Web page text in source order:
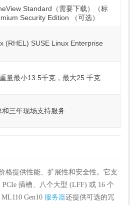
Standard（需要下载）（标
Security Edition （可选）
(RHEL) SUSE Linux Enterprise
量最小13.5千克，最大25 千克
三年现场支持服务
格提供性能、扩展性和安全性。它支
插槽、八个大型 (LFF) 或 16 个
Gen10 服务器还提供可选的冗